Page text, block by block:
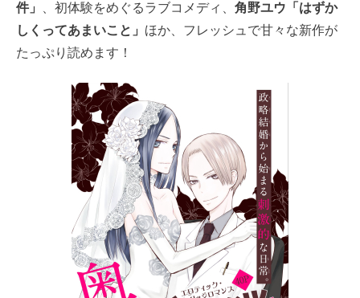
件」 、初体験をめぐるラブコメディ、角野ユウ「はずか
しくってあまいこと」 ほか、フレッシュで甘々な新作が
たっぷり読めます！